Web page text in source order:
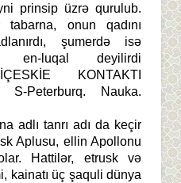
prinsip üzrə qurulub.
onun qadını
şumerdə isə
en-luqal deyilirdi
KONTAKTI
S-Peterburq. Nauka.
adlı tanrı adı da keçir
Aplusu, ellin Apollonu
Hattilər, etrusk və
kainatı üç şaquli dünya